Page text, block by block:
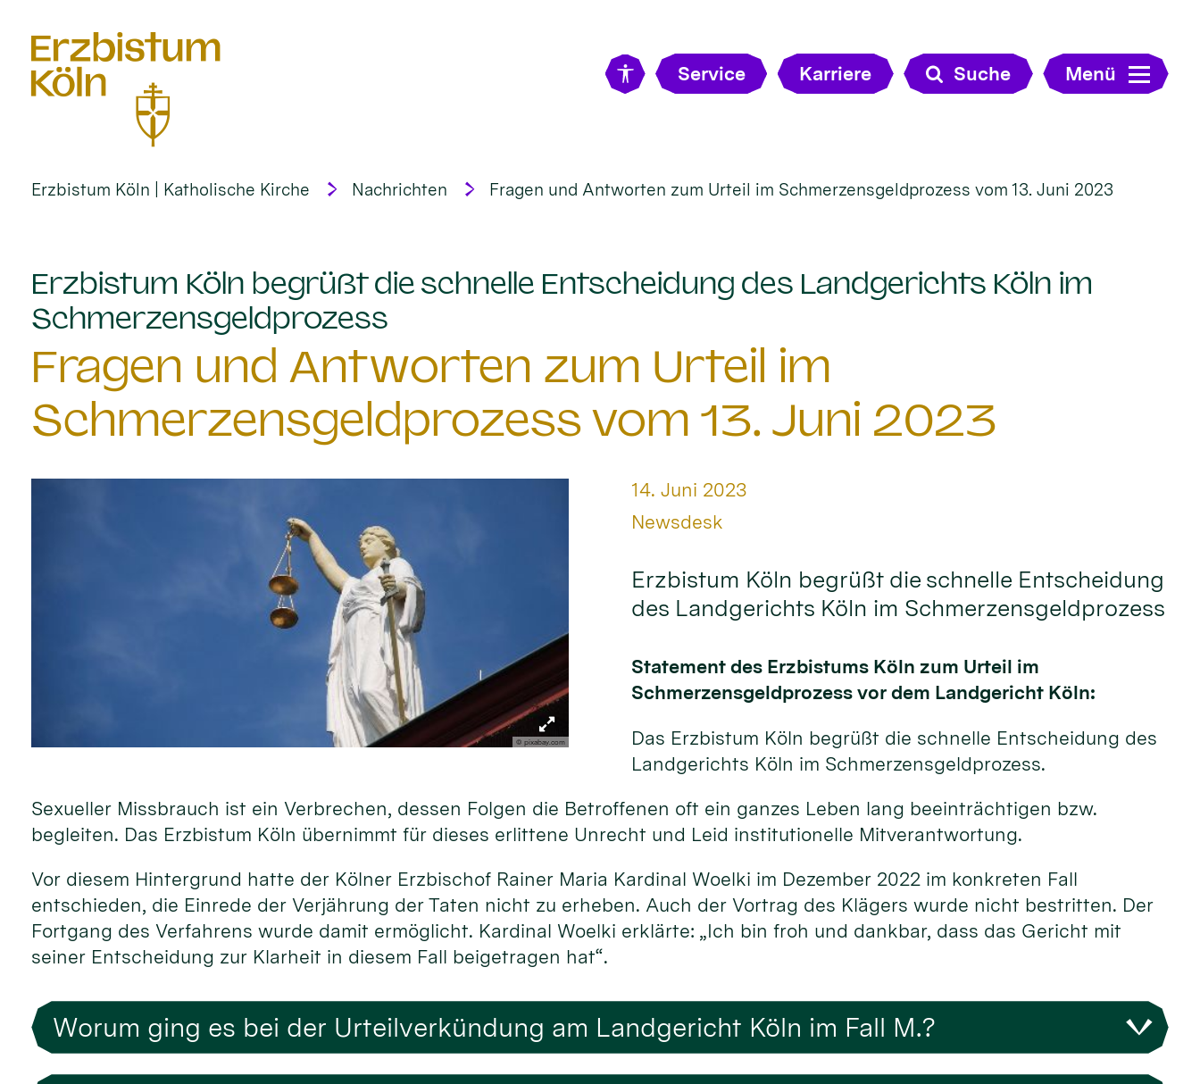
Service Karriere Suche Menü
Erzbistum Köln | Katholische Kirche Nachrichten Fragen und Antworten zum Urteil im Schmerzensgeldprozess vom 13. Juni 2023
Erzbistum Köln begrüßt die schnelle Entscheidung des Landgerichts Köln im
Schmerzensgeldprozess
Fragen und Antworten zum Urteil im
Schmerzensgeldprozess vom 13. Juni 2023
© pixabay.com
Datum:
14. Juni 2023
Von:
Newsdesk
Erzbistum Köln begrüßt die schnelle Entscheidung
des Landgerichts Köln im Schmerzensgeldprozess
Statement des Erzbistums Köln zum Urteil im
Schmerzensgeldprozess vor dem Landgericht Köln:
Das Erzbistum Köln begrüßt die schnelle Entscheidung des
Landgerichts Köln im Schmerzensgeldprozess.
Sexueller Missbrauch ist ein Verbrechen, dessen Folgen die Betroffenen oft ein ganzes Leben lang beeinträchtigen bzw.
begleiten. Das Erzbistum Köln übernimmt für dieses erlittene Unrecht und Leid institutionelle Mitverantwortung.
Vor diesem Hintergrund hatte der Kölner Erzbischof Rainer Maria Kardinal Woelki im Dezember 2022 im konkreten Fall
entschieden, die Einrede der Verjährung der Taten nicht zu erheben. Auch der Vortrag des Klägers wurde nicht bestritten. Der
Fortgang des Verfahrens wurde damit ermöglicht. Kardinal Woelki erklärte: „Ich bin froh und dankbar, dass das Gericht mit
seiner Entscheidung zur Klarheit in diesem Fall beigetragen hat“.
Worum ging es bei der Urteilverkündung am Landgericht Köln im Fall M.?